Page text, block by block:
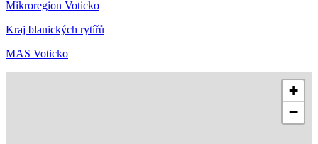
Mikroregion Voticko
Kraj blanických rytířů
MAS Voticko
+
−